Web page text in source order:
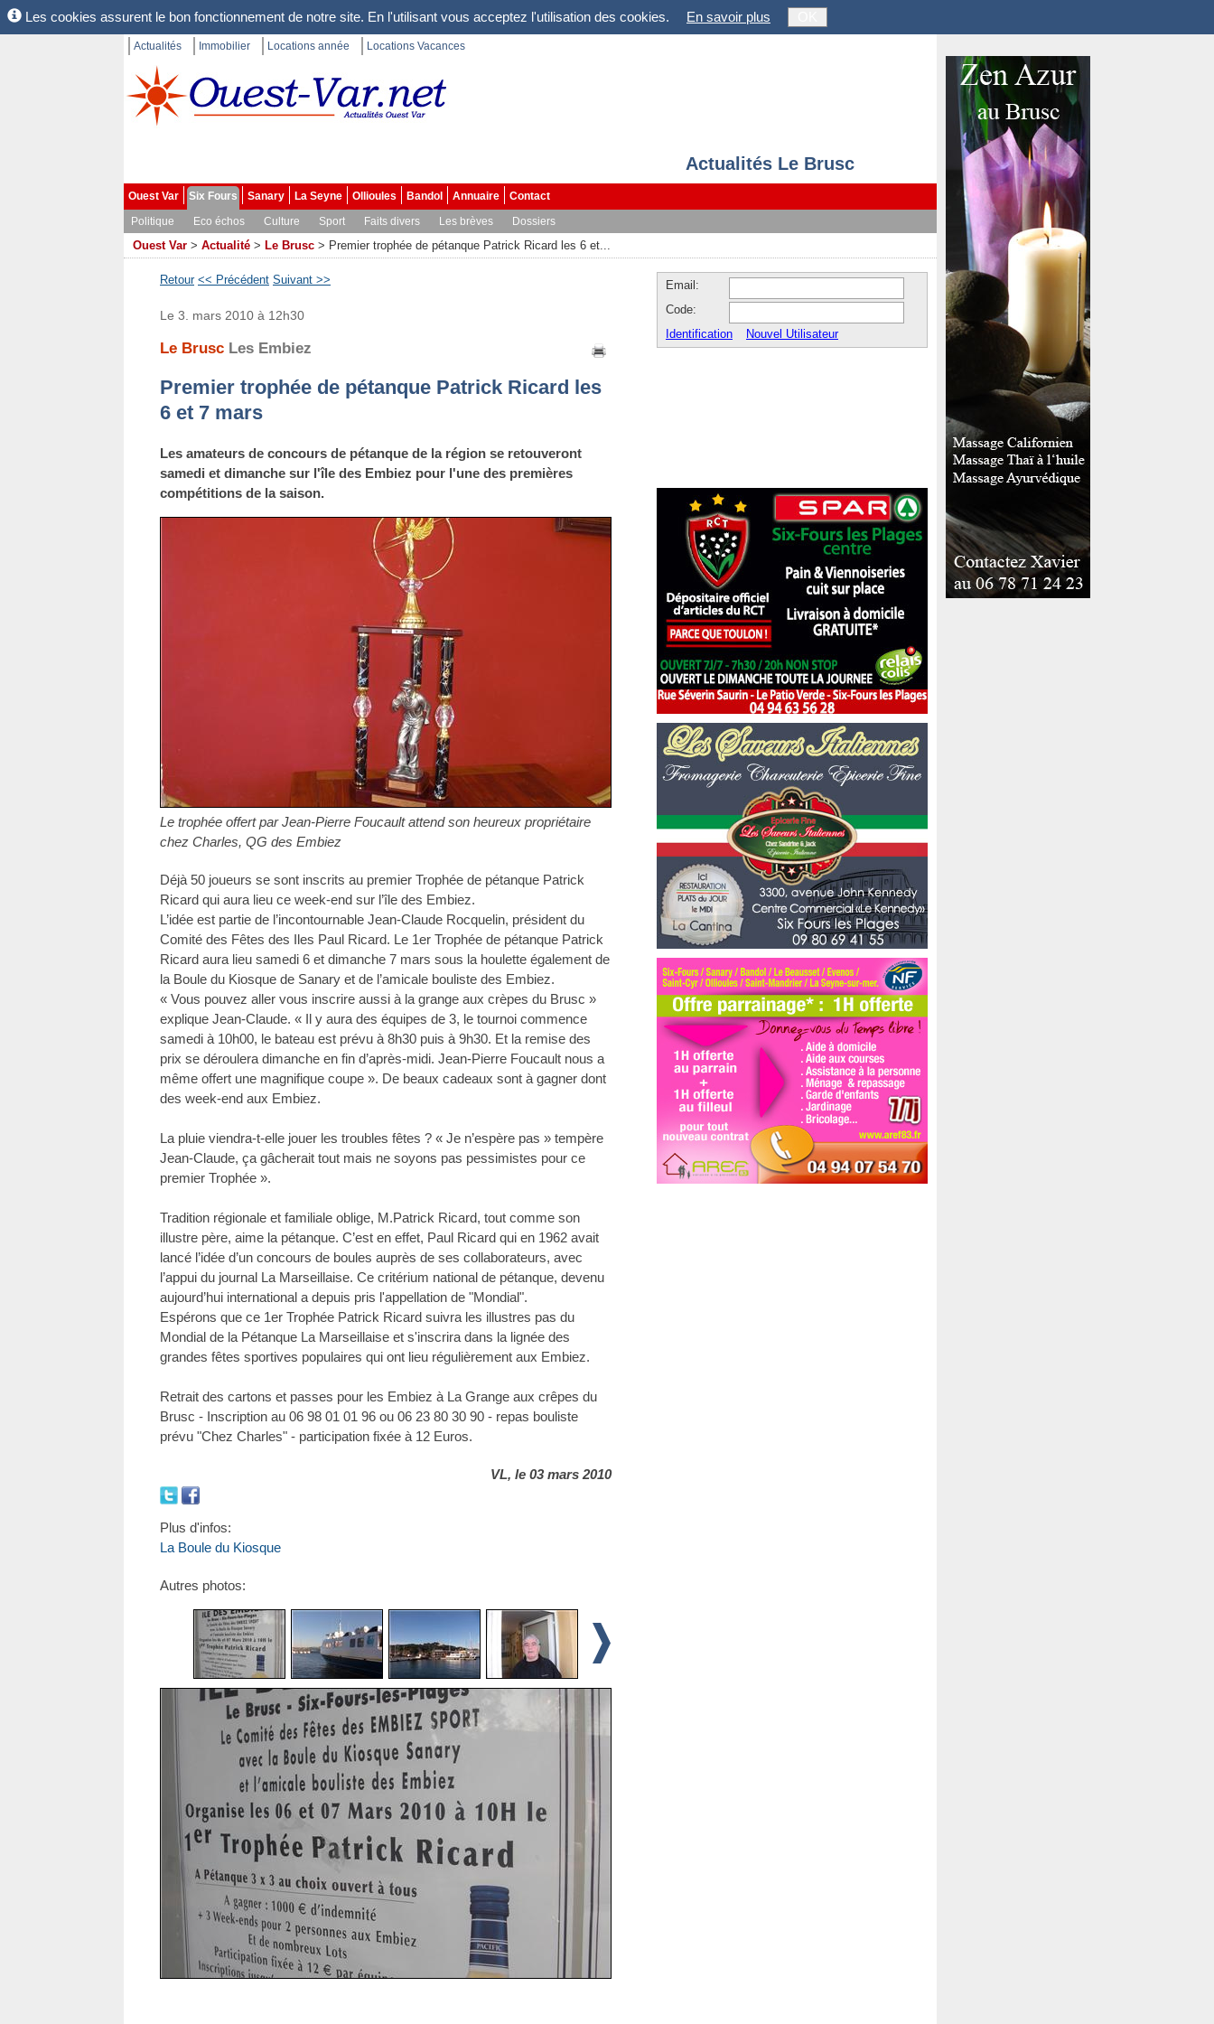
Les cookies assurent le bon fonctionnement de notre site. En l'utilisant vous acceptez l'utilisation des cookies. En savoir plus
Actualités Immobilier Locations année Locations Vacances
Actualités Le Brusc
Ouest Var Six Fours Sanary La Seyne Ollioules Bandol Annuaire
Contact
Politique
Eco échos Culture Sport Faits divers Les brèves Dossiers
Ouest Var > Actualité > Le Brusc > Premier trophée de pétanque Patrick Ricard les 6 et...
Retour << Précédent Suivant >>
Le 3. mars 2010 à 12h30
Le Brusc Les Embiez
Premier trophée de pétanque Patrick Ricard les
6 et 7 mars
Les amateurs de concours de pétanque de la région se retouveront
samedi et dimanche sur l'île des Embiez pour l'une des premières
compétitions de la saison.
Le trophée offert par Jean-Pierre Foucault attend son heureux propriétaire
chez Charles, QG des Embiez
Déjà 50 joueurs se sont inscrits au premier Trophée de pétanque Patrick
Ricard qui aura lieu ce week-end sur l’île des Embiez.
L’idée est partie de l’incontournable Jean-Claude Rocquelin, président du
Comité des Fêtes des Iles Paul Ricard. Le 1er Trophée de pétanque Patrick
Ricard aura lieu samedi 6 et dimanche 7 mars sous la houlette également de
la Boule du Kiosque de Sanary et de l’amicale bouliste des Embiez.
« Vous pouvez aller vous inscrire aussi à la grange aux crèpes du Brusc »
explique Jean-Claude. « Il y aura des équipes de 3, le tournoi commence
samedi à 10h00, le bateau est prévu à 8h30 puis à 9h30. Et la remise des
prix se déroulera dimanche en fin d’après-midi. Jean-Pierre Foucault nous a
même offert une magnifique coupe ». De beaux cadeaux sont à gagner dont
des week-end aux Embiez.
La pluie viendra-t-elle jouer les troubles fêtes ? « Je n’espère pas » tempère
Jean-Claude, ça gâcherait tout mais ne soyons pas pessimistes pour ce
premier Trophée ».
Tradition régionale et familiale oblige, M.Patrick Ricard, tout comme son
illustre père, aime la pétanque. C’est en effet, Paul Ricard qui en 1962 avait
lancé l’idée d’un concours de boules auprès de ses collaborateurs, avec
l’appui du journal La Marseillaise. Ce critérium national de pétanque, devenu
aujourd’hui international a depuis pris l'appellation de "Mondial".
Espérons que ce 1er Trophée Patrick Ricard suivra les illustres pas du
Mondial de la Pétanque La Marseillaise et s'inscrira dans la lignée des
grandes fêtes sportives populaires qui ont lieu régulièrement aux Embiez.
Retrait des cartons et passes pour les Embiez à La Grange aux crêpes du
Brusc - Inscription au 06 98 01 01 96 ou 06 23 80 30 90 - repas bouliste
prévu "Chez Charles" - participation fixée à 12 Euros.
VL, le 03 mars 2010
Plus d'infos:
La Boule du Kiosque
Autres photos:
Email:
Code:
Identification
Nouvel Utilisateur